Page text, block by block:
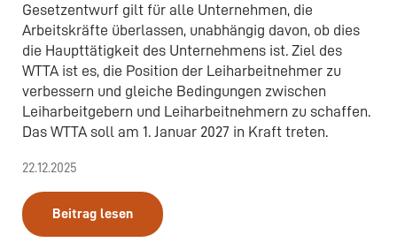
Gesetzentwurf gilt für alle Unternehmen, die
Arbeitskräfte überlassen, unabhängig davon, ob dies
die Haupttätigkeit des Unternehmens ist. Ziel des
WTTA ist es, die Position der Leiharbeitnehmer zu
verbessern und gleiche Bedingungen zwischen
Leiharbeitgebern und Leiharbeitnehmern zu schaffen.
Das WTTA soll am 1. Januar 2027 in Kraft treten.
22.12.2025
Beitrag lesen